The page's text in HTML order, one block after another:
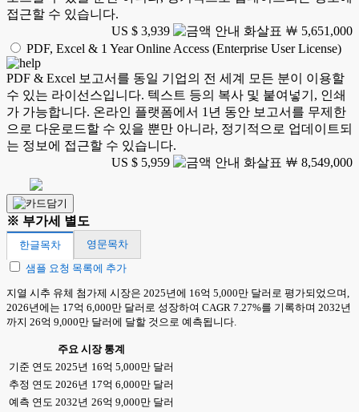
접근할 수 있습니다.
US $ 3,939
￦ 5,651,000
PDF, Excel & 1 Year Online Access (Enterprise User License)
PDF & Excel 보고서를 동일 기업의 전 세계 모든 분이 이용할
수 있는 라이선스입니다. 텍스트 등의 복사 및 붙여넣기, 인쇄
가 가능합니다. 온라인 플랫폼에서 1년 동안 보고서를 무제한
으로 다운로드할 수 있을 뿐만 아니라, 정기적으로 업데이트되
는 정보에 접근할 수 있습니다.
US $ 5,959
￦ 8,549,000
※ 부가세 별도
한글목차
영문목차
샘플 요청 목록에 추가
지열 시추 유체 첨가제 시장은 2025년에 16억 5,000만 달러로 평가되었으며,
2026년에는 17억 6,000만 달러로 성장하여 CAGR 7.27%를 기록하며 2032년
까지 26억 9,000만 달러에 달할 것으로 예측됩니다.
주요 시장 통계
기준 연도 2025년 16억 5,000만 달러
추정 연도 2026년 17억 6,000만 달러
예측 연도 2032년 26억 9,000만 달러